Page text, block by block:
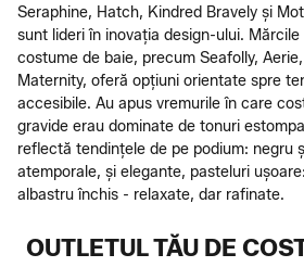
Seraphine, Hatch, Kindred Bravely și
sunt lideri în inovația design-ului.
costume de baie, precum Seafolly,
Maternity, oferă opțiuni orientate spre
accesibile. Au apus vremurile în care
gravide erau dominate de tonuri
reflectă tendințele de pe podium: negru
atemporale, și elegante, pasteluri
albastru închis - relaxate, dar rafinate.
OUTLETUL TĂU DE